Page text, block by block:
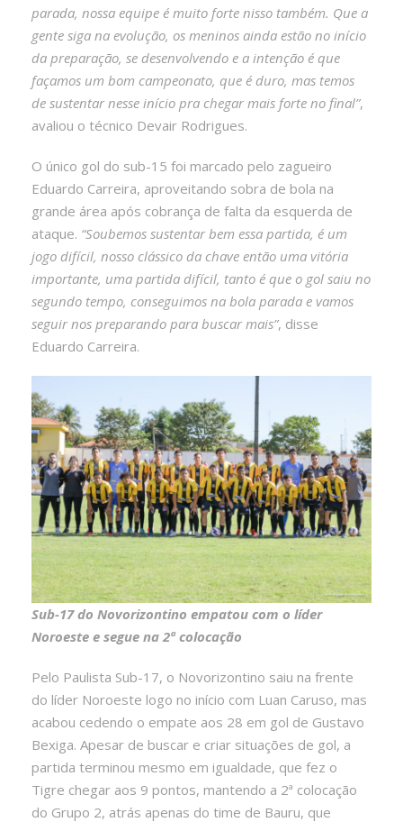
parada, nossa equipe é muito forte nisso também. Que a
gente siga na evolução, os meninos ainda estão no início
da preparação, se desenvolvendo e a intenção é que
façamos um bom campeonato, que é duro, mas temos
de sustentar nesse início pra chegar mais forte no final”,
avaliou o técnico Devair Rodrigues.
O único gol do sub-15 foi marcado pelo zagueiro
Eduardo Carreira, aproveitando sobra de bola na
grande área após cobrança de falta da esquerda de
ataque. “Soubemos sustentar bem essa partida, é um
jogo difícil, nosso clássico da chave então uma vitória
importante, uma partida difícil, tanto é que o gol saiu no
segundo tempo, conseguimos na bola parada e vamos
seguir nos preparando para buscar mais”, disse
Eduardo Carreira.
Sub-17 do Novorizontino empatou com o líder
Noroeste e segue na 2ª colocação
Pelo Paulista Sub-17, o Novorizontino saiu na frente
do líder Noroeste logo no início com Luan Caruso, mas
acabou cedendo o empate aos 28 em gol de Gustavo
Bexiga. Apesar de buscar e criar situações de gol, a
partida terminou mesmo em igualdade, que fez o
Tigre chegar aos 9 pontos, mantendo a 2ª colocação
do Grupo 2, atrás apenas do time de Bauru, que